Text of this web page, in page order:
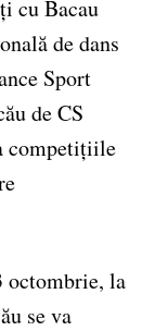
cu Bacau
de dans
Sport
de CS
competițiile
octombrie, la
se va